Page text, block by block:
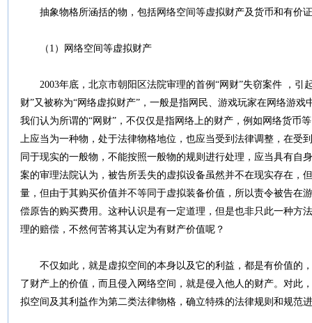
抽象物格所涵括的物，包括网络空间等虚拟财产及货币和有价
（1）网络空间等虚拟财产
2003年底，北京市朝阳区法院审理的首例“网财”失窃案件 ，引
财”又被称为“网络虚拟财产”，一般是指网民、游戏玩家在网络游戏
我们认为所谓的“网财”，不仅仅是指网络上的财产，例如网络货币
上应当为一种物，处于法律物格地位，也应当受到法律调整，在受
同于现实的一般物，不能按照一般物的规则进行处理，应当具有自
案的审理法院认为，被告所丢失的虚拟设备虽然并不在现实存在，
量，但由于其购买价值并不等同于虚拟装备价值，所以责令被告在
偿原告的购买费用。这种认识是有一定道理，但是也非只此一种方
理的赔偿，不然何苦将其认定为有财产价值呢？
不仅如此，就是虚拟空间的本身以及它的利益，都是有价值的
了财产上的价值，而且侵入网络空间，就是侵入他人的财产。对此
拟空间及其利益作为第二类法律物格，确立特殊的法律规则和规范